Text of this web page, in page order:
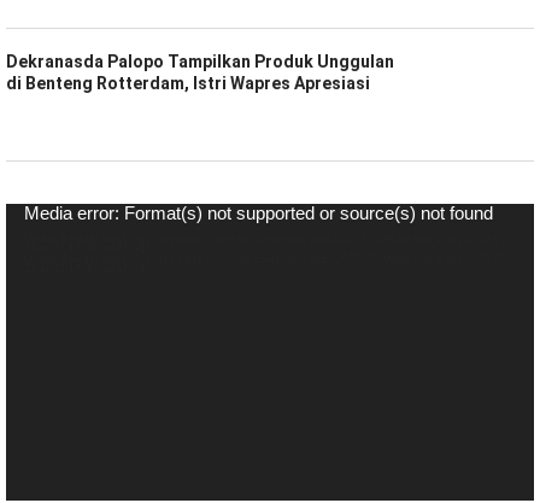
Dekranasda Palopo Tampilkan Produk Unggulan
di Benteng Rotterdam, Istri Wapres Apresiasi
Pemutar
Media error: Format(s) not supported or source(s) not found